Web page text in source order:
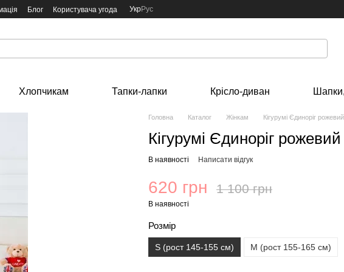
Блог Користувача угода УкрРус
Хлопчикам Тапки-лапки Крісло-диван
Головна Каталог Жінкам Кігурумі Єдиноріг рожевий
Кігурумі Єдиноріг рожевий
В наявності Написати відгук
620 грн 1 100 грн
В наявності
Розмір
S (рост 145-155 см) М (рост 155-165 см)